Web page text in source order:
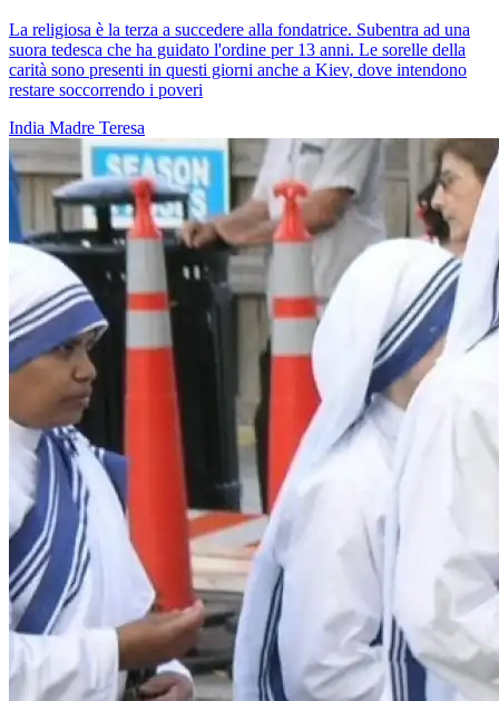
La religiosa è la terza a succedere alla fondatrice. Subentra ad una
suora tedesca che ha guidato l'ordine per 13 anni. Le sorelle della
carità sono presenti in questi giorni anche a Kiev, dove intendono
restare soccorrendo i poveri
India Madre Teresa